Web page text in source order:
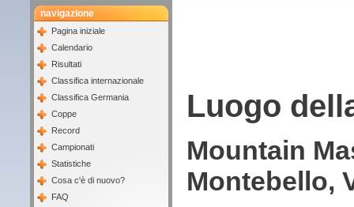
navigazione
Pagina iniziale
Calendario
Risultati
Classifica internazionale
Classifica Germania
Coppe
Record
Campionati
Statistiche
Cosa c'è di nuovo?
FAQ
Luogo
Mountain
Montebello,